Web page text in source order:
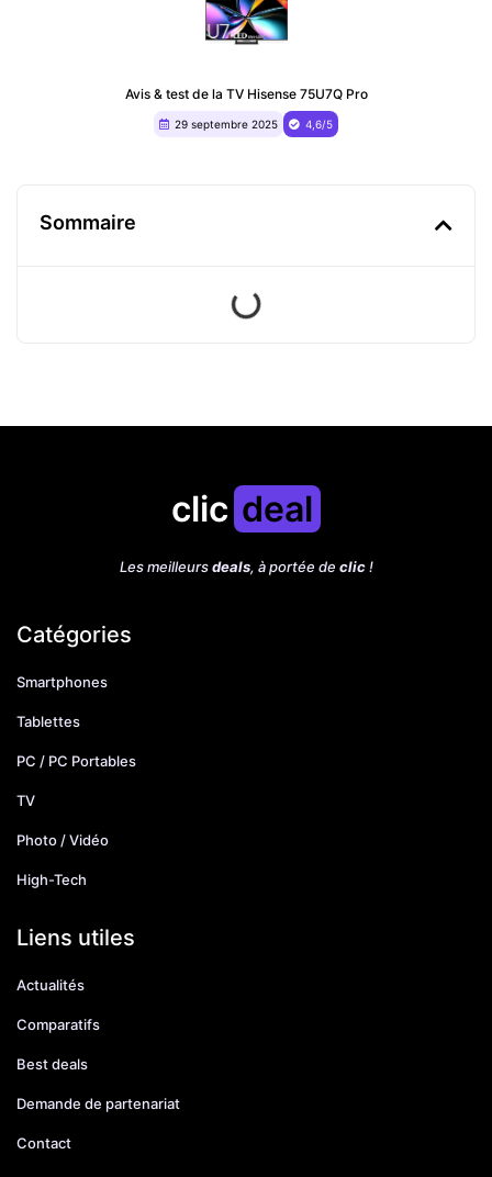
Avis & test de la TV Hisense 75U7Q Pro
29 septembre 2025 4,6/5
Sommaire
clic deal
Les meilleursdeals, à portée de clic!
Catégories
Smartphones
Tablettes
PC / PC Portables
TV
Photo / Vidéo
High-Tech
Liens utiles
Actualités
Comparatifs
Best deals
Demande de partenariat
Contact